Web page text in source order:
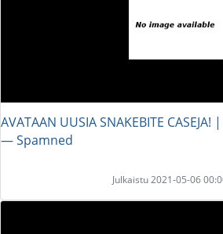
AVATAAN UUSIA SNAKEBITE CASEJA!
― Spamned
Julkaistu 2021-05-06